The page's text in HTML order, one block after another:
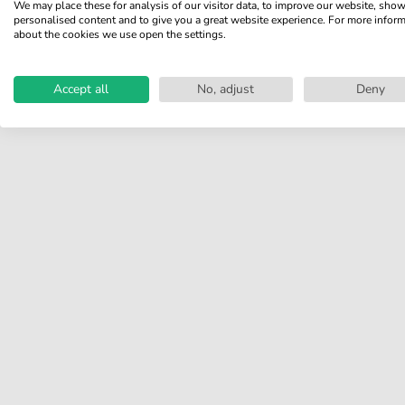
Teilen Sie Ihre Erfahrungen mit
Bewertung schreiben
We may place these for analysis of our visitor data, to improve our website, show
personalised content and to give you a great website experience. For more
about the cookies we use open the settings.
Accept all No, adjust Deny